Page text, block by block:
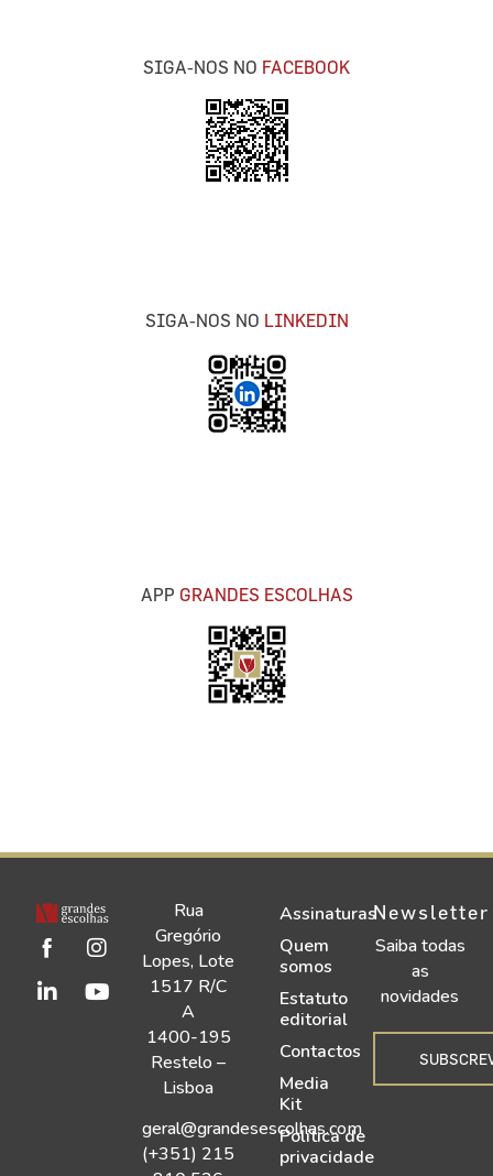
SIGA-NOS NO FACEBOOK
SIGA-NOS NO LINKEDIN
APP GRANDES ESCOLHAS
Rua
Gregório
Lopes, Lote
1517 R/C
A
1400-195
Restelo –
Lisboa
geral@grandesescolhas.com
(+351) 215
Assinaturas
Quem
somos
Estatuto
editorial
Contactos
Media
Kit
Política de
privacidade
Newsletter
Saiba todas
as
novidades